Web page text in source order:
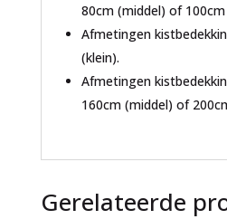
80cm (middel) of
Afmetingen
(klein).
Afmetingen
160cm (middel) of
Gerelateerde